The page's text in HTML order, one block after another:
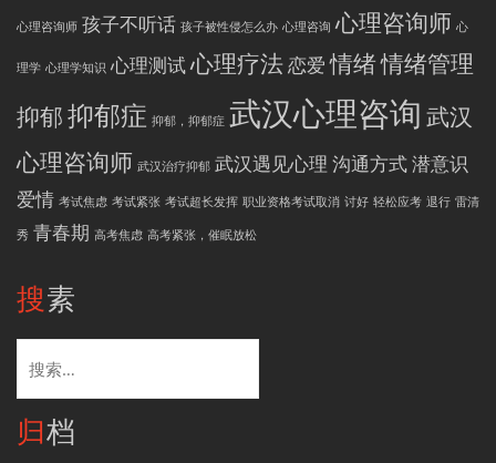
心理咨询师 孩子不听话 孩子被性侵怎么办 心理咨询 心理咨询师 心
理学 心理学知识 心理测试心理疗法恋爱 情绪情绪管理
抑郁抑郁症 抑郁，抑郁症 武汉心理咨询 武汉
心理咨询师 武汉治疗抑郁 武汉遇见心理 沟通方式潜意识
爱情 考试焦虑 考试紧张 考试超长发挥 职业资格考试取消 讨好 轻松应考 退行 雷清
秀 青春期 高考焦虑 高考紧张，催眠放松
搜素
索：
归档